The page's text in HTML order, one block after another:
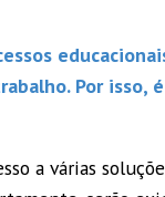
Por isso,
a várias